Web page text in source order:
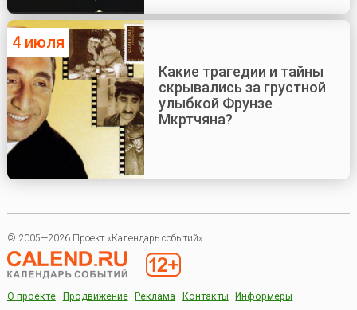
4 июля
Какие трагедии и тайны
скрывались за грустной
улыбкой Фрунзе
Мкртчяна?
© 2005—2026 Проект «Календарь событий»
О проекте Продвижение Реклама Контакты Информеры